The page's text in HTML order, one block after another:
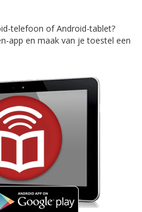
telefoon of Android-tablet?
app en maak van je toestel een